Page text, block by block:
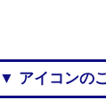
▼ アイコンの